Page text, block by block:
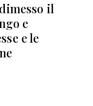
il
e
e le